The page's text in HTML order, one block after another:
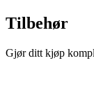
Tilbehør
Gjør ditt kjøp